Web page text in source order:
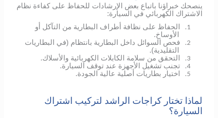
ينصحك خبراؤنا باتباع بعض الإرشادات للحفاظ على كفاءة نظام
الاشتراك الكهربائي في السيارة:
1.
الحفاظ على نظافة أطراف البطارية من التآكل أو
الأوساخ.
2.
فحص السوائل داخل البطارية بانتظام (في البطاريات
التقليدية).
3. التحقق من سلامة الكابلات الكهربائية والأسلاك.
4. تجنب تشغيل الأجهزة عند توقف السيارة.
5. اختيار بطاريات أصلية عالية الجودة.
لماذا تختار كراجات الراشد لتركيب اشتراك
السيارة؟